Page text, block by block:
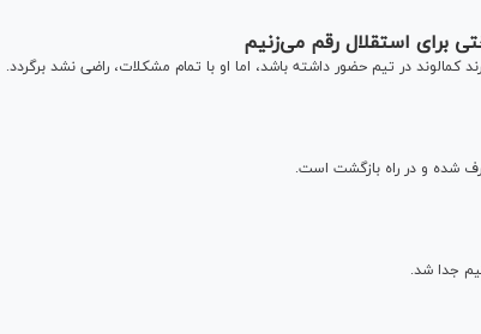
برای استقلال رقم می‌زنیم
در تیم حضور داشته باشد، اما او با تمام مشکلات، راضی نشد برگردد.
شده و در راه بازگشت است.
جدا شد.